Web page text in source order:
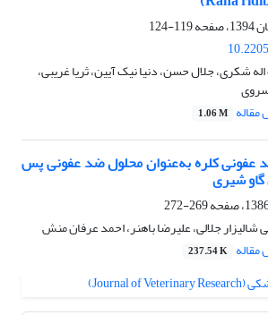
119-124
شکری، جلال حسن، دنیا نیک آیین، ثریا غریبی،
1.06 M
عفونی کلره به‌عنوان محلول ضد عفونی پس
شیری
269-272
جلالی، علیرضا باهنر، احمد عرفان منش
237.54 K